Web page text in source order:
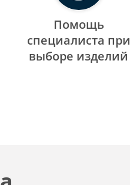
Помощь
специалиста при
выборе изделий